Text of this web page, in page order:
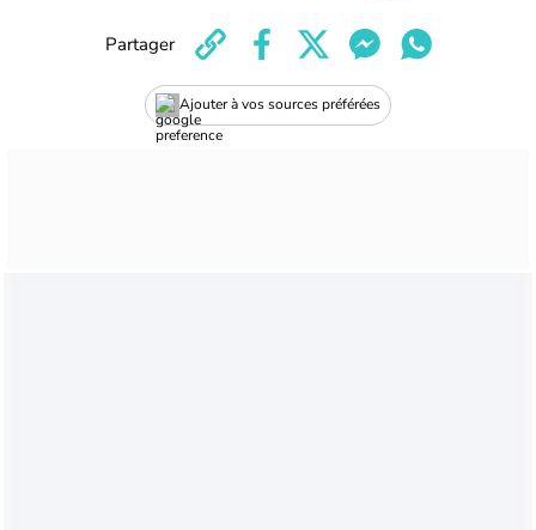
Ajouter à vos sources préférées
Partager